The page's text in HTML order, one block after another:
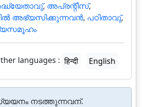
, അപ്രന്റീസ്,
അഭ്യസിക്കുന്നവന്‍, പഠിതാവു്‌,
languages : हिन्दी English
നടത്തുന്നവന്.